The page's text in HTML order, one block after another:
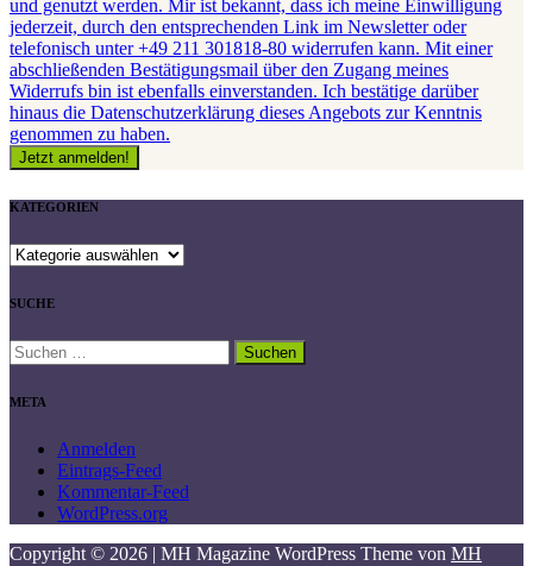
und genutzt werden. Mir ist bekannt, dass ich meine Einwilligung
jederzeit, durch den entsprechenden Link im Newsletter oder
telefonisch unter +49 211 301818-80 widerrufen kann. Mit einer
abschließenden Bestätigungsmail über den Zugang meines
Widerrufs bin ist ebenfalls einverstanden. Ich bestätige darüber
hinaus die Datenschutzerklärung dieses Angebots zur Kenntnis
genommen zu haben.
KATEGORIEN
KATEGORIEN
SUCHE
Suchen
nach:
META
Anmelden
Eintrags-Feed
Kommentar-Feed
WordPress.org
Copyright © 2026 | MH Magazine WordPress Theme von MH